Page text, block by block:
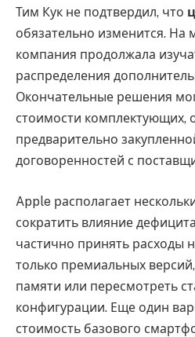
Тим Кук не подтвердил, что
обязательно изменится. На
компания продолжала
распределения
Окончательные решения
стоимости комплектующих,
предварительно
договоренностей с
Apple располагает
сократить влияние
частично принять расходы
только премиальных
памяти или пересмотреть
конфигурации. Еще один
стоимость базового